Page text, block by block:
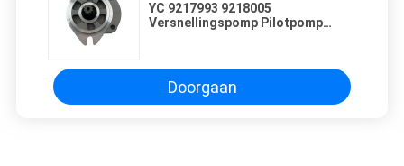
YC 9217993 9218005
Versnellingspomp Pilotpomp
reparatie
Doorgaan